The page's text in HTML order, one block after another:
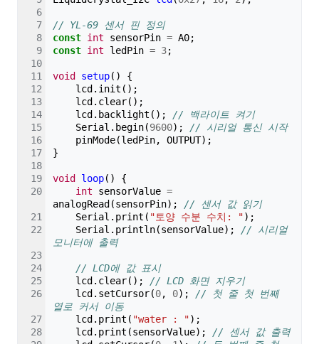
// YL-69 센서 핀 정의
const int sensorPin = A0;
const int ledPin = 3;
void setup()
{
lcd . init ();
lcd . clear();
lcd . backlight ();
// 백라이트 켜기
Serial . begin(9600);
// 시리얼 통신 시작
pinMode(ledPin, OUTPUT);
}
void loop()
{
int
sensorValue =
analogRead (sensorPin);
// 센서 값 읽기
Serial . print ( "토양 수분 수치: ");
Serial . println(sensorValue);
// 시리얼
모니터에 출력
// LCD에 값 표시
lcd . clear();
// LCD 화면 지우기
lcd . setCursor(0, 0);
// 첫 줄 첫 번째
열로 커서 이동
lcd . print ( "water : ");
lcd . print (sensorValue);
// 센서 값 출력